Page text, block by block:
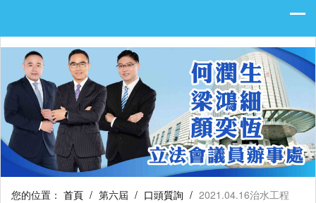
您的位置： 首頁 / 第六屆 / 口頭質詢 / 2021.04.16治水工程